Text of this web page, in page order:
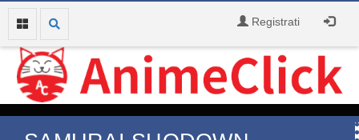
Registrati